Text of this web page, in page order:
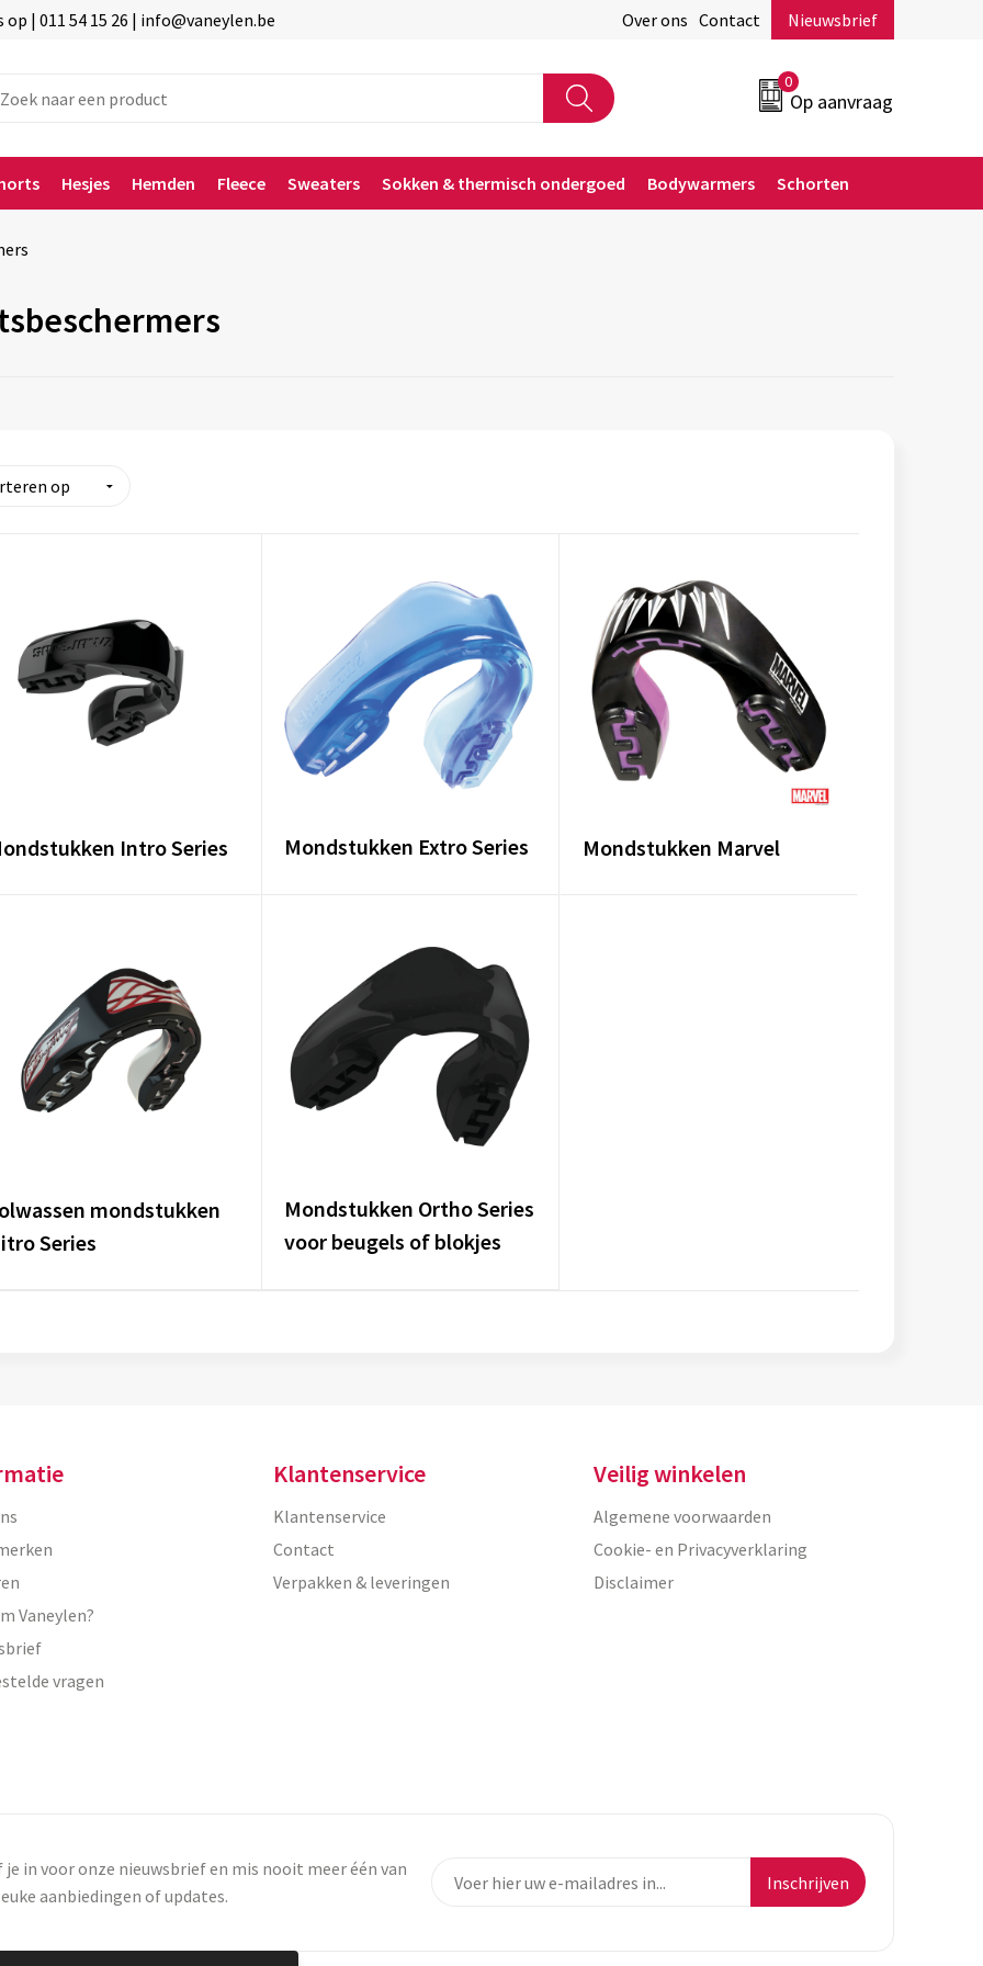
| 011 54 15 26 | info@vaneylen.be Over ons Contact Nieuwsbrief
0
Op aanvraag
Hesjes Hemden Fleece Sweaters Sokken & thermisch ondergoed Bodywarmers Schorten
Intro Series Mondstukken Extro Series Mondstukken Marvel
mondstukken
Series
Mondstukken Ortho Series
voor beugels of blokjes
Vaneylen?
vragen
Klantenservice
Klantenservice
Contact
Verpakken & leveringen
Veilig winkelen
Algemene voorwaarden
Cookie- en Privacyverklaring
Disclaimer
je in voor onze nieuwsbrief en mis nooit meer één van
aanbiedingen of updates.
Inschrijven